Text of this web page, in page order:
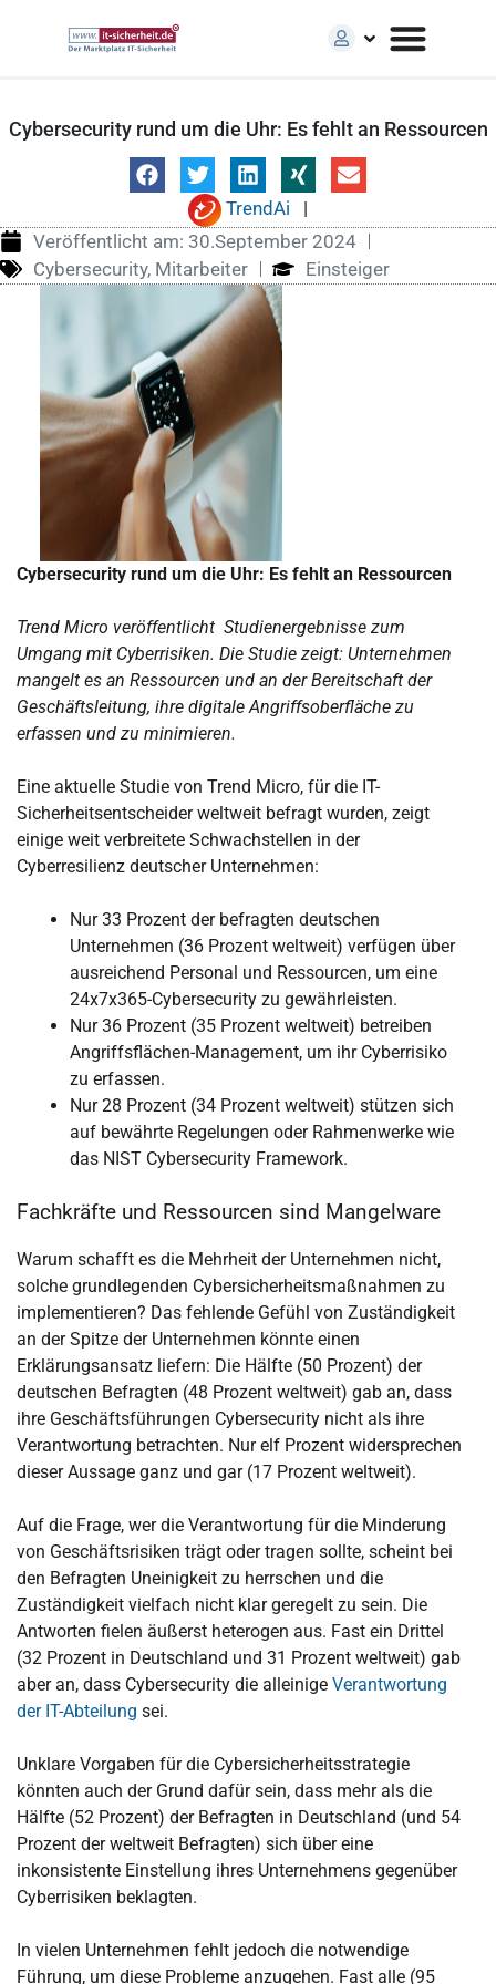
Cybersecurity rund um die Uhr: Es fehlt an Ressourcen
TrendAi
|
Veröffentlicht am: 30.September 2024
Cybersecurity, Mitarbeiter Einsteiger
Cybersecurity rund um die Uhr: Es fehlt an Ressourcen
Trend Micro veröffentlicht Studienergebnisse zum
Umgang mit Cyberrisiken. Die Studie zeigt: Unternehmen
mangelt es an Ressourcen und an der Bereitschaft der
Geschäftsleitung, ihre digitale Angriffsoberfläche zu
erfassen und zu minimieren.
Eine aktuelle Studie von Trend Micro, für die IT-
Sicherheitsentscheider weltweit befragt wurden, zeigt
einige weit verbreitete Schwachstellen in der
Cyberresilienz deutscher Unternehmen:
Nur 33 Prozent der befragten deutschen
Unternehmen (36 Prozent weltweit) verfügen über
ausreichend Personal und Ressourcen, um eine
24x7x365-Cybersecurity zu gewährleisten.
Nur 36 Prozent (35 Prozent weltweit) betreiben
Angriffsflächen-Management, um ihr Cyberrisiko
zu erfassen.
Nur 28 Prozent (34 Prozent weltweit) stützen sich
auf bewährte Regelungen oder Rahmenwerke wie
das NIST Cybersecurity Framework.
Fachkräfte und Ressourcen sind Mangelware
Warum schafft es die Mehrheit der Unternehmen nicht,
solche grundlegenden Cybersicherheitsmaßnahmen zu
implementieren? Das fehlende Gefühl von Zuständigkeit
an der Spitze der Unternehmen könnte einen
Erklärungsansatz liefern: Die Hälfte (50 Prozent) der
deutschen Befragten (48 Prozent weltweit) gab an, dass
ihre Geschäftsführungen Cybersecurity nicht als ihre
Verantwortung betrachten. Nur elf Prozent widersprechen
dieser Aussage ganz und gar (17 Prozent weltweit).
Auf die Frage, wer die Verantwortung für die Minderung
von Geschäftsrisiken trägt oder tragen sollte, scheint bei
den Befragten Uneinigkeit zu herrschen und die
Zuständigkeit vielfach nicht klar geregelt zu sein. Die
Antworten fielen äußerst heterogen aus. Fast ein Drittel
(32 Prozent in Deutschland und 31 Prozent weltweit) gab
aber an, dass Cybersecurity die alleinige Verantwortung
der IT-Abteilung sei.
Unklare Vorgaben für die Cybersicherheitsstrategie
könnten auch der Grund dafür sein, dass mehr als die
Hälfte (52 Prozent) der Befragten in Deutschland (und 54
Prozent der weltweit Befragten) sich über eine
inkonsistente Einstellung ihres Unternehmens gegenüber
Cyberrisiken beklagten.
In vielen Unternehmen fehlt jedoch die notwendige
Führung, um diese Probleme anzugehen. Fast alle (95